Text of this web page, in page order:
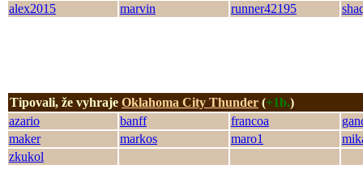
alex2015
marvin runner42195
Tipovali, že vyhraje Oklahoma City Thunder (+1b.)
azario
banff francoa
maker
markos maro1
zkukol